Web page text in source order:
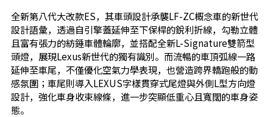
全新第八代大改款ES，其車頭設計承襲LF-ZC概念車的新世代
設計語彙，透過自引擎蓋延伸至下保桿的銳利折線，勾勒立體
且富有張力的紡錘車體輪廓，並搭配全新L-Signature雙箭型
頭燈，展現Lexus新世代的獨有識別。而流暢的車頂弧線一路
延伸至車尾，不僅優化空氣力學表現，也營造跨界轎跑般的動
感氛圍；車尾則導入LEXUS字樣貫穿式尾燈與外側L型方向燈
設計，強化車身收束線條，進一步突顯低重心且寬闊的車身姿
態。